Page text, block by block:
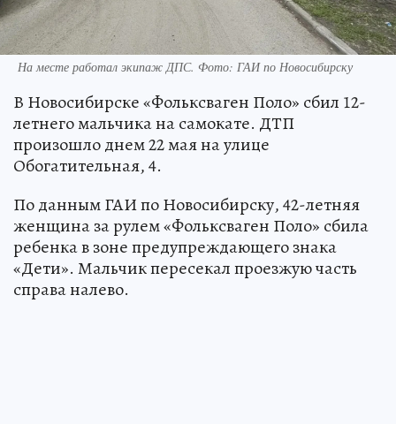
На месте работал экипаж ДПС. Фото: ГАИ по Новосибирску
В Новосибирске «Фольксваген Поло» сбил 12-
летнего мальчика на самокате. ДТП
произошло днем 22 мая на улице
Обогатительная, 4.
По данным ГАИ по Новосибирску, 42-летняя
женщина за рулем «Фольксваген Поло» сбила
ребенка в зоне предупреждающего знака
«Дети». Мальчик пересекал проезжую часть
справа налево.